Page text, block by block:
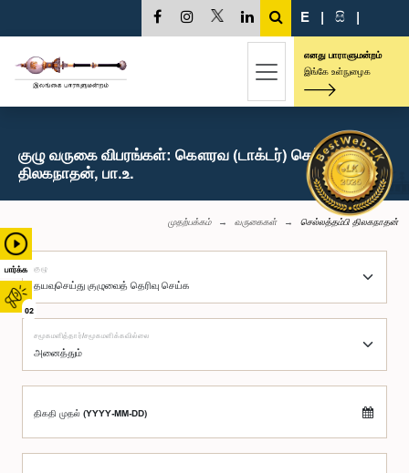
பார்க்க
02
E | සි |
எனது பாராளுமன்றம்
இங்கே உள்நுழைக
குழு வருகை விபரங்கள்: கௌரவ (டாக்டர்) செல்லத்தம்பி
திலகநாதன், பா.உ.
முதற்பக்கம் வருகைகள் செல்லத்தம்பி திலகநாதன்
குழு
சமூகமளித்தார்/சமூகமளிக்கவில்லை
திகதி முதல் (YYYY-MM-DD)